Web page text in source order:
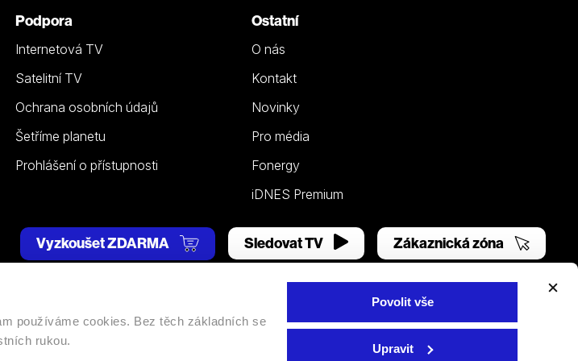
používáme cookies. Bez těch základních se
rukou.
Povolit vše
Upravit
Podpora
Internetová TV
Satelitní TV
Ochrana osobních údajů
Šetříme planetu
Prohlášení o přístupnosti
Ostatní
O nás
Kontakt
Novinky
Pro média
Fonergy
iDNES Premium
Vyzkoušet ZDARMA Sledovat TV Zákaznická zóna
|Nastavení cookies